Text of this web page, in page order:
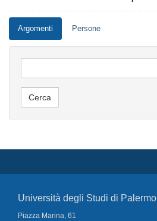
Argomenti Persone
Università degli Studi di Palermo
Piazza Marina, 61